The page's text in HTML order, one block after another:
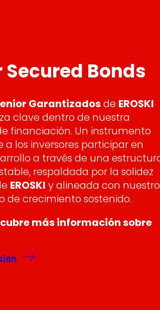
Secured Bonds
Garantizadosde EROSKI
clave dentro de nuestra
financiación. Un instrumento
los inversores participar en
a través de una
respaldada por la solidez
EROSKI y alineada con nuestro
de crecimiento sostenido.
más información sobre